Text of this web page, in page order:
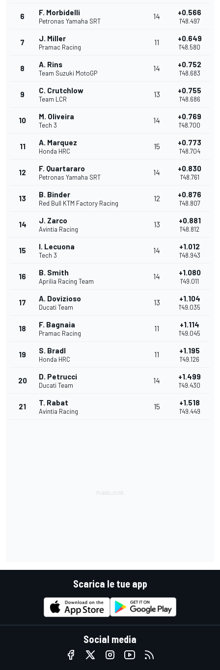
6 F. Morbidelli
Petronas Yamaha SRT
14 +0.566
1'48.497
7 J. Miller
Pramac Racing
11 +0.649
1'48.580
8 A. Rins
Team Suzuki MotoGP
14 +0.752
1'48.683
9 C. Crutchlow
Team LCR
13 +0.755
1'48.686
10 M. Oliveira
Tech 3
14 +0.769
1'48.700
11 A. Marquez
Honda HRC
15 +0.773
1'48.704
12 F. Quartararo
Petronas Yamaha SRT
14 +0.830
1'48.761
13 B. Binder
Red Bull KTM Factory Racing
12 +0.876
1'48.807
14 J. Zarco
Avintia Racing
13 +0.881
1'48.812
15 I. Lecuona
Tech 3
14 +1.012
1'48.943
16 B. Smith
Aprilia Racing Team
14 +1.080
1'49.011
17 A. Dovizioso
Ducati Team
13 +1.104
1'49.035
18 F. Bagnaia
Pramac Racing
11 +1.114
1'49.045
19 S. Bradl
Honda HRC
11 +1.195
1'49.126
20 D. Petrucci
Ducati Team
14 +1.499
1'49.430
21 T. Rabat
Avintia Racing
15 +1.518
1'49.449
Scarica le tue app
Social media